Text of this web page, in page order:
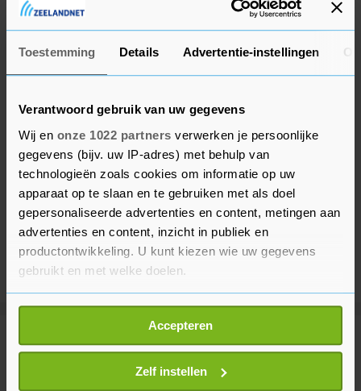
Toestemming Details Advertentie-instellingen
Verantwoord gebruik van uw gegevens
Wij en onze 1022 partners verwerken je persoonlijke
gegevens (bijv. uw IP-adres) met behulp van
technologieën zoals cookies om informatie op uw
apparaat op te slaan en te gebruiken met als doel
gepersonaliseerde advertenties en content, metingen aan
advertenties en content, inzicht in publiek en
productontwikkeling. U kunt kiezen wie uw gegevens
gebruikt en met welke doelen.
Als u het toestaat, willen we ook graag:
Informatie verzamelen over uw geografische
locatie, die tot een paar meter nauwkeurig kan zijn
Uw apparaat identificeren door het actief te
Accepteren
Zelf instellen
Meer uit Financieel